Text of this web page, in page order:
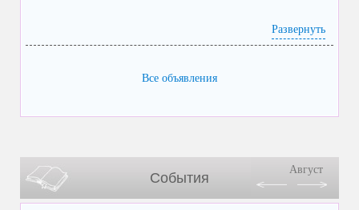
Развернуть
Все объявления
События
Август